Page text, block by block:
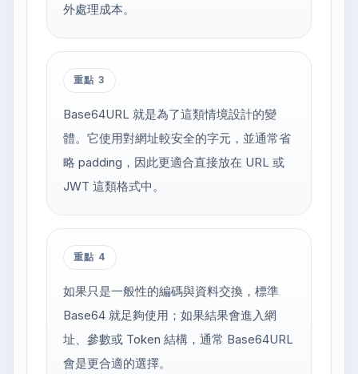
外處理成本。
重點 3
Base64URL 就是為了這類情境設計的變
體。它使用對網址較安全的字元，並通常省
略 padding，因此更適合直接放在 URL 或
JWT 這類格式中。
重點 4
如果只是一般性的編碼與資料交換，標準
Base64 就足夠使用；如果結果會進入網
址、參數或 Token 結構，通常 Base64URL
會是更合適的選擇。